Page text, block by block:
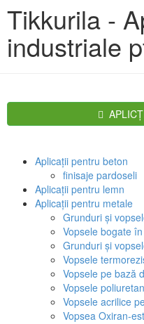
Tikkurila -
industriale
Aplicaţii pentru beton
finisaje pardoseli
Aplicaţii pentru lemn
Aplicaţii pentru metale
Grunduri şi
Vopsele bogate
Grunduri şi
Vopsele
Vopsele pe bază
Vopsele
Vopsele acrilice
Vopsea Oxiran-